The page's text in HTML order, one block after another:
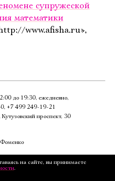
супружеской
математики
www.afisha.ru»,
до 19:30, ежедневно,
, +7 499 249‑19‑21
проспект, 30
на сайте, вы принимаете
.